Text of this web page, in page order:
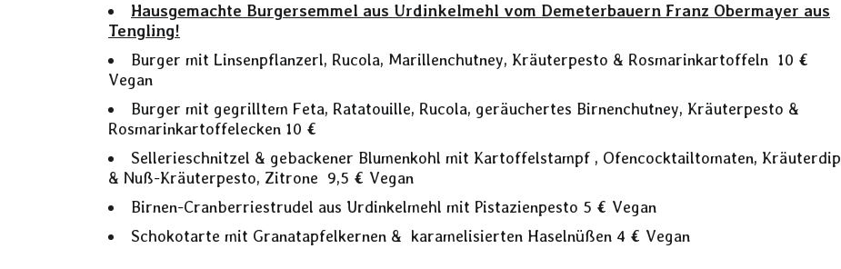
Hausgemachte Burgersemmel aus Urdinkelmehl vom Demeterbauern Franz Obermayer aus
Tengling!
Burger mit Linsenpflanzerl, Rucola, Marillenchutney, Kräuterpesto & Rosmarinkartoffeln 10 €
Vegan
Burger mit gegrilltem Feta, Ratatouille, Rucola, geräuchertes Birnenchutney, Kräuterpesto &
Rosmarinkartoffelecken 10 €
Sellerieschnitzel & gebackener Blumenkohl mit Kartoffelstampf , Ofencocktailtomaten, Kräuterdip
& Nuß-Kräuterpesto, Zitrone 9,5 € Vegan
Birnen-Cranberriestrudel aus Urdinkelmehl mit Pistazienpesto 5 € Vegan
Schokotarte mit Granatapfelkernen & karamelisierten Haselnüßen 4 € Vegan